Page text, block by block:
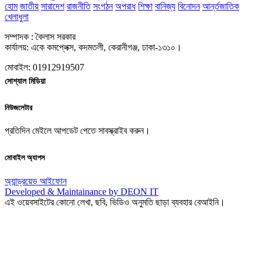
হোম জাতীয় সারাদেশ রাজনীতি সংগঠন অপরাধ শিক্ষা বানিজ্য বিনোদন আর্ন্তজাতিক
খেলাধুলা
সম্পাদক : কৈলাস সরকার
কার্যালয়: একে কমপ্লেক্স, কদমতলী, কেরানীগঞ্জ, ঢাকা-১৩১০।
মোবাইল: 01912919507
সোশ্যাল মিডিয়া
নিউজলেটার
প্রতিদিন মেইলে আপডেট পেতে সাবস্ক্রাইব করুন।
মোবাইল অ্যাপস
অ্যান্ড্রয়েড আইফোন
Developed & Maintainance by DEON IT
এই ওয়েবসাইটের কোনো লেখা, ছবি, ভিডিও অনুমতি ছাড়া ব্যবহার বেআইনি।